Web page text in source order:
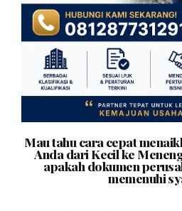
Mau tahu cara cepat
Anda dari Kecil ke
apakah dokumen
memenuhi